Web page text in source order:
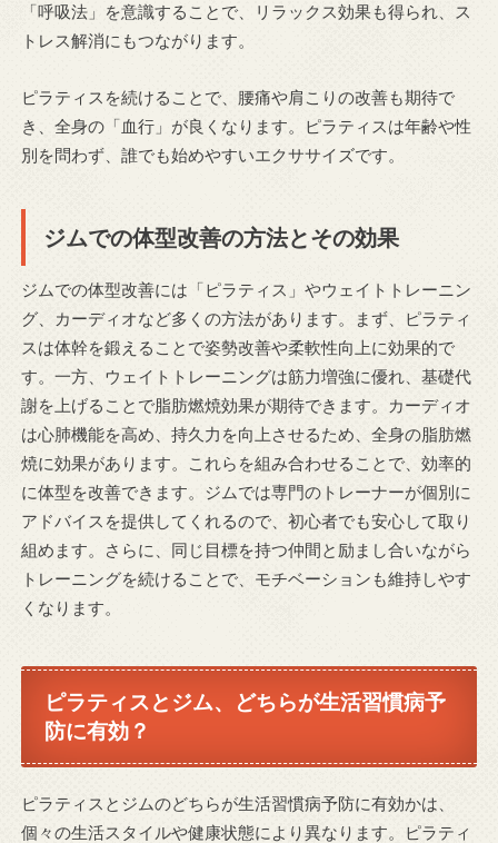
「呼吸法」を意識することで、リラックス効果も得られ、ス
トレス解消にもつながります。
ピラティスを続けることで、腰痛や肩こりの改善も期待で
き、全身の「血行」が良くなります。ピラティスは年齢や性
別を問わず、誰でも始めやすいエクササイズです。
ジムでの体型改善の方法とその効果
ジムでの体型改善には「ピラティス」やウェイトトレーニン
グ、カーディオなど多くの方法があります。まず、ピラティ
スは体幹を鍛えることで姿勢改善や柔軟性向上に効果的で
す。一方、ウェイトトレーニングは筋力増強に優れ、基礎代
謝を上げることで脂肪燃焼効果が期待できます。カーディオ
は心肺機能を高め、持久力を向上させるため、全身の脂肪燃
焼に効果があります。これらを組み合わせることで、効率的
に体型を改善できます。ジムでは専門のトレーナーが個別に
アドバイスを提供してくれるので、初心者でも安心して取り
組めます。さらに、同じ目標を持つ仲間と励まし合いながら
トレーニングを続けることで、モチベーションも維持しやす
くなります。
ピラティスとジム、どちらが生活習慣病予
防に有効？
ピラティスとジムのどちらが生活習慣病予防に有効かは、
個々の生活スタイルや健康状態により異なります。ピラティ